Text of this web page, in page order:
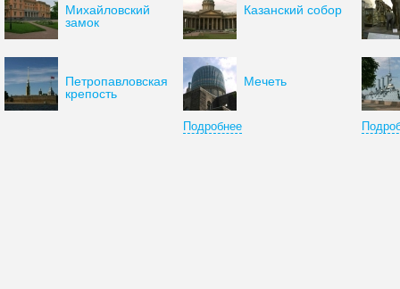
Михайловский
замок
Петропавловская
крепость
Казанский собор
Мечеть
Подробнее